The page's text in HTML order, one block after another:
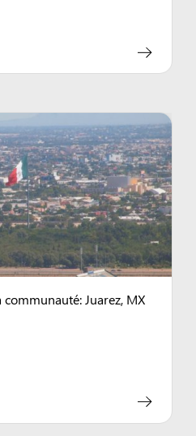
communauté: Juarez, MX